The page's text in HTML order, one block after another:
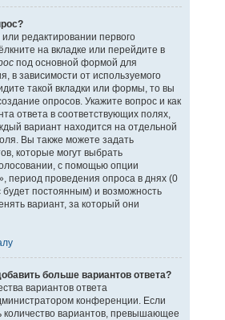
редактировании первого
на вкладке или перейдите в
под основной формой для
в зависимости от используемого
такой вкладки или формы, то вы
опросов. Укажите вопрос и как
ответа в соответствующих полях,
вариант находится на отдельной
Вы также можете задать
которые могут выбрать
с помощью опции
период проведения опроса в днях (0
будет постоянным) и возможность
вариант, за который они
больше вариантов ответа?
вариантов ответа
конференции. Если
количество вариантов, превышающее